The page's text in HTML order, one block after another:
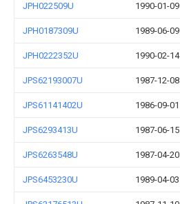
JPH022509U 1990-01-09
JPH0187309U 1989-06-09
JPH0222352U 1990-02-14
JPS62193007U 1987-12-08
JPS61141402U 1986-09-01
JPS6293413U 1987-06-15
JPS6263548U 1987-04-20
JPS6453230U 1989-04-03